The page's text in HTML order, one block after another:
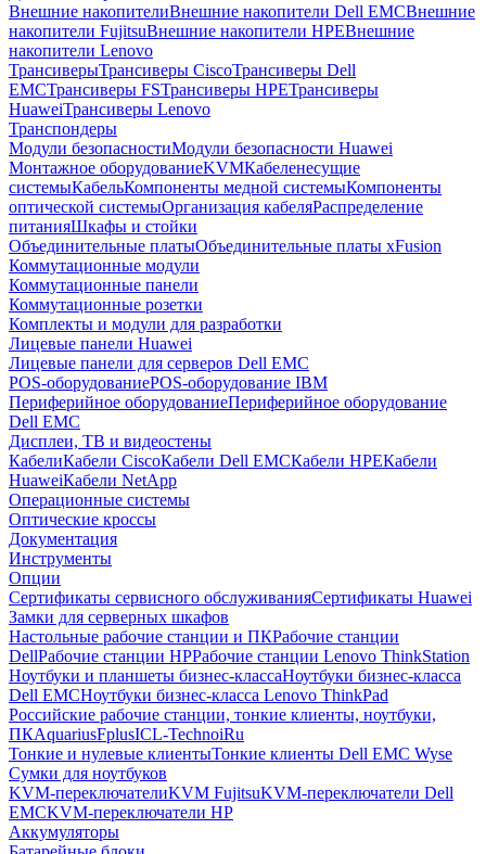
Внешние накопителиВнешние накопители Dell EMCВнешние
накопители FujitsuВнешние накопители HPEВнешние
накопители Lenovo
ТрансиверыТрансиверы CiscoТрансиверы Dell
EMCТрансиверы FSТрансиверы HPEТрансиверы
HuaweiТрансиверы Lenovo
Транспондеры
Модули безопасностиМодули безопасности Huawei
Монтажное оборудованиеKVMКабеленесущие
системыКабельКомпоненты медной системыКомпоненты
оптической системыОрганизация кабеляРаспределение
питанияШкафы и стойки
Объединительные платыОбъединительные платы xFusion
Коммутационные модули
Коммутационные панели
Коммутационные розетки
Комплекты и модули для разработки
Лицевые панели Huawei
Лицевые панели для серверов Dell EMC
POS-оборудованиеPOS-оборудование IBM
Периферийное оборудованиеПериферийное оборудование
Dell EMC
Дисплеи, ТВ и видеостены
КабелиКабели CiscoКабели Dell EMCКабели HPEКабели
HuaweiКабели NetApp
Операционные системы
Оптические кроссы
Документация
Инструменты
Опции
Сертификаты сервисного обслуживанияСертификаты Huawei
Замки для серверных шкафов
Настольные рабочие станции и ПКРабочие станции
DellРабочие станции HPРабочие станции Lenovo ThinkStation
Ноутбуки и планшеты бизнес-классаНоутбуки бизнес-класса
Dell EMCНоутбуки бизнес-класса Lenovo ThinkPad
Российские рабочие станции, тонкие клиенты, ноутбуки,
ПКAquariusFplusICL-TechnoiRu
Тонкие и нулевые клиентыТонкие клиенты Dell EMC Wyse
Сумки для ноутбуков
KVM-переключателиKVM FujitsuKVM-переключатели Dell
EMCKVM-переключатели HP
Аккумуляторы